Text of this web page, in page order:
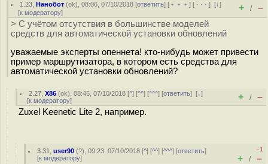
1.23 ,Нанобот (ok), 08:06, 07/10/2018 [ответить] [ ﹢﹢﹢] [ · · ·][↓]
[к модератору] + / –
> С учётом отсутствия в большинстве моделей
средств для автоматической установки обновлений
уважаемые эксперты опеннета! кто-нибудь может привести
пример маршрутизатора, в котором есть средства для
автоматической установки обновлений?
2.27 ,X86 (ok), 08:45, 07/10/2018 [^] [^^] [^^^] [ответить][↓]
[к модератору] + / –
Zuxel Keenetic Lite 2, например.
3.31 ,user90 (?), 09:23, 07/10/2018 [^] [^^] [^^^] [ответить]
[к модератору]
–1
+ / –